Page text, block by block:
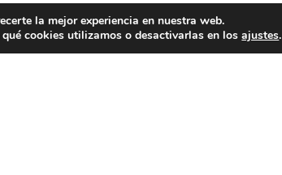
la mejor experiencia en nuestra web.
qué cookies utilizamos o desactivarlas en losajustes.